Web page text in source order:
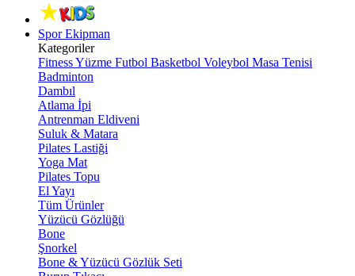
Spor Ekipman
Kategoriler
FitnessYüzme Futbol Basketbol Voleybol Masa Tenisi
Badminton
Dambıl
Atlama İpi
Antrenman Eldiveni
Suluk & Matara
Pilates Lastiği
Yoga Mat
Pilates Topu
El Yayı
Tüm Ürünler
Yüzücü Gözlüğü
Bone
Şnorkel
Bone & Yüzücü Gözlük Seti